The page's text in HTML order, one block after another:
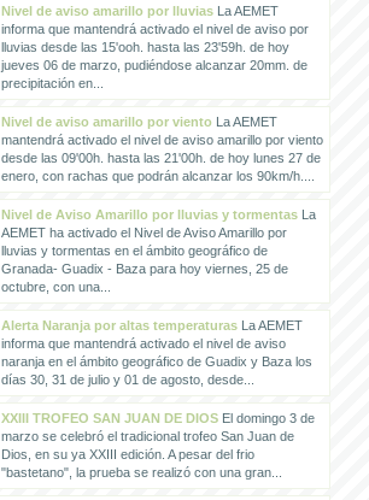
Nivel de aviso amarillo por lluviasLa AEMET
informa que mantendrá activado el nivel de aviso por
lluvias desde las 15'ooh. hasta las 23'59h. de hoy
jueves 06 de marzo, pudiéndose alcanzar 20mm. de
precipitación en...
Nivel de aviso amarillo por vientoLa AEMET
mantendrá activado el nivel de aviso amarillo por viento
desde las 09'00h. hasta las 21'00h. de hoy lunes 27 de
enero, con rachas que podrán alcanzar los 90km/h....
Nivel de Aviso Amarillo por lluvias y tormentasLa
AEMET ha activado el Nivel de Aviso Amarillo por
lluvias y tormentas en el ámbito geográfico de
Granada- Guadix - Baza para hoy viernes, 25 de
octubre, con una...
Alerta Naranja por altas temperaturasLa AEMET
informa que mantendrá activado el nivel de aviso
naranja en el ámbito geográfico de Guadix y Baza los
días 30, 31 de julio y 01 de agosto, desde...
XXIII TROFEO SAN JUAN DE DIOSEl domingo 3 de
marzo se celebró el tradicional trofeo San Juan de
Dios, en su ya XXIII edición. A pesar del frio
"bastetano", la prueba se realizó con una gran...